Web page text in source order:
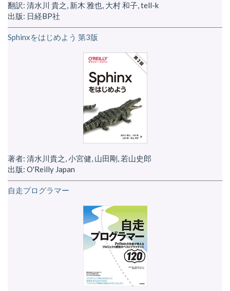
翻訳: 清水川 貴之, 新木 雅也, 大村 和子, tell-k
出版: 日経BP社
Sphinxをはじめよう 第3版
著者: 清水川貴之, 小宮健, 山田剛, 若山史郎
出版: O'Reilly Japan
自走プログラマー